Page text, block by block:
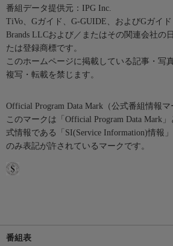
番組データ提供元：IPG Inc.
TiVo、Gガイド、G-GUIDE、およびGガイ
Brands LLCおよび／またはその関連会社の
たは登録商標です。
このホームページに掲載している記事・写
複写・転載を禁じます。
Official Program Data Mark（公式番組情報マ
このマークは「Official Program Data Mark
式情報である「SI(Service Information)情報
のみ表記が許されているマークです。
番組表